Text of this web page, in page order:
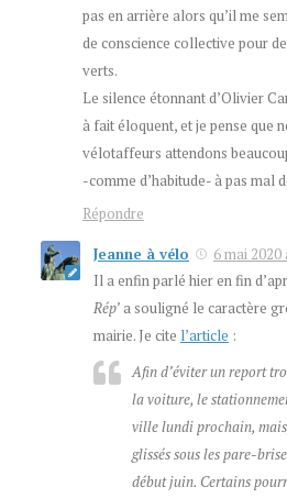
pas en arrière alors qu’il me
de conscience collective pour
verts.
Le silence étonnant d’Olivier
à fait éloquent, et je pense que
vélotaffeurs attendons
-comme d’habitude- à pas mal
Répondre
Jeanne à vélo
6 mai 2020
Il a enfin parlé hier en fin
Rép’ a souligné le caractère
mairie. Je cite l’article :
Afin d’éviter un report
la voiture, le
ville lundi prochain,
glissés sous les pare-
début juin. Certains